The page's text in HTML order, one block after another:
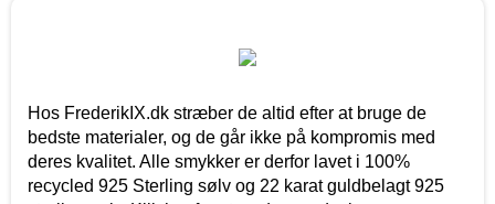
Hos FrederikIX.dk stræber de altid efter at bruge de
bedste materialer, og de går ikke på kompromis med
deres kvalitet. Alle smykker er derfor lavet i 100%
recycled 925 Sterling sølv og 22 karat guldbelagt 925